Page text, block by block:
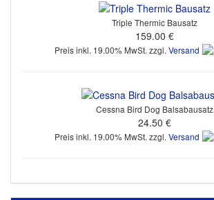
Triple Thermic Bausatz
159.00 €
Preis inkl. 19.00% MwSt. zzgl. Versand
Cessna Bird Dog Balsabausatz
24.50 €
Preis inkl. 19.00% MwSt. zzgl. Versand